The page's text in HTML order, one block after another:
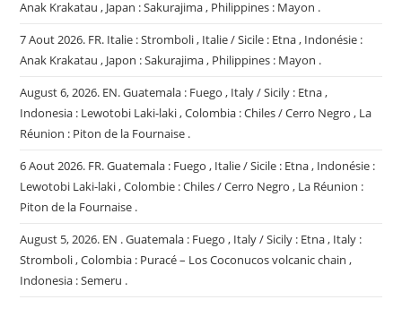
Anak Krakatau , Japan : Sakurajima , Philippines : Mayon .
7 Aout 2026. FR. Italie : Stromboli , Italie / Sicile : Etna , Indonésie :
Anak Krakatau , Japon : Sakurajima , Philippines : Mayon .
August 6, 2026. EN. Guatemala : Fuego , Italy / Sicily : Etna ,
Indonesia : Lewotobi Laki-laki , Colombia : Chiles / Cerro Negro , La
Réunion : Piton de la Fournaise .
6 Aout 2026. FR. Guatemala : Fuego , Italie / Sicile : Etna , Indonésie :
Lewotobi Laki-laki , Colombie : Chiles / Cerro Negro , La Réunion :
Piton de la Fournaise .
August 5, 2026. EN . Guatemala : Fuego , Italy / Sicily : Etna , Italy :
Stromboli , Colombia : Puracé – Los Coconucos volcanic chain ,
Indonesia : Semeru .